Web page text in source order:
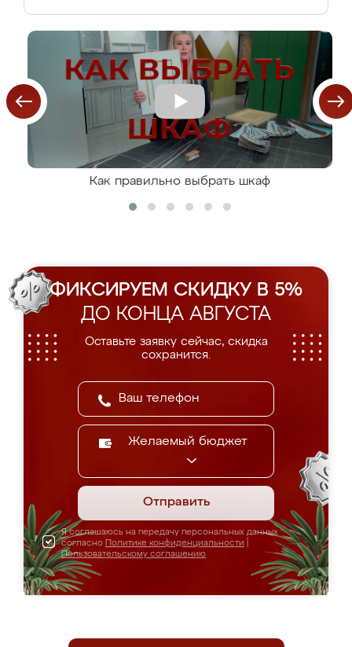
Как правильно выбрать шкаф
ФИКСИРУЕМ СКИДКУ В 5%
ДО КОНЦА АВГУСТА
Оставьте заявку сейчас, скидка
сохранится.
Желаемый бюджет
Отправить
Я соглашаюсь на передачу персональных данных
согласно Политике конфиденциальности
Пользовательскому соглашению